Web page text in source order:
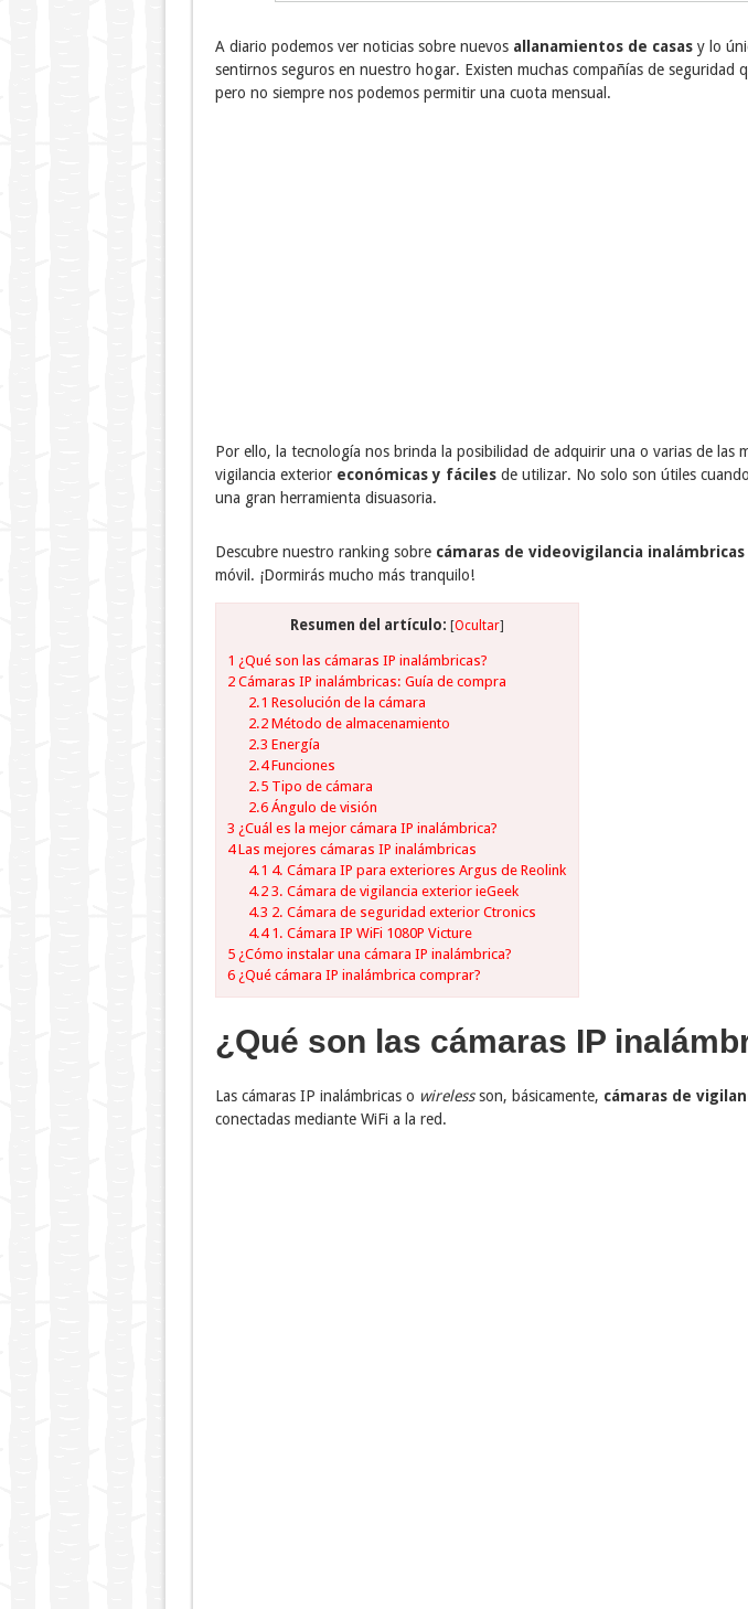
A diario podemos ver noticias sobre nuevos allanamientos de casasy lo
sentirnos seguros en nuestro hogar. Existen muchas compañías de seguridad
pero no siempre nos podemos permitir una cuota mensual.
Por ello, la tecnología nos brinda la posibilidad de adquirir una o varias de las
vigilancia exterior económicas y fácilesde utilizar. No solo son útiles
una gran herramienta disuasoria.
Descubre nuestro ranking sobre cámaras de videovigilancia inalámbricas
móvil. ¡Dormirás mucho más tranquilo!
Resumen del artículo: [Ocultar]
1 ¿Qué son las cámaras IP inalámbricas?
2Cámaras IP inalámbricas: Guía de compra
2.1 Resolución de la cámara
2.2 Método de almacenamiento
2.3 Energía
2.4Funciones
2.5 Tipo de cámara
2.6 Ángulo de visión
3 ¿Cuál es la mejor cámara IP inalámbrica?
4Las mejores cámaras IP inalámbricas
4.1 4. Cámara IP para exteriores Argus de Reolink
4.2 3. Cámara de vigilancia exterior ieGeek
4.3 2. Cámara de seguridad exterior Ctronics
4.41. Cámara IP WiFi 1080P Victure
5¿Cómo instalar una cámara IP inalámbrica?
6¿Qué cámara IP inalámbrica comprar?
¿Qué son las cámaras IP
Las cámaras IP inalámbricas o wirelessson, básicamente, cámaras de
conectadas mediante WiFi a la red.